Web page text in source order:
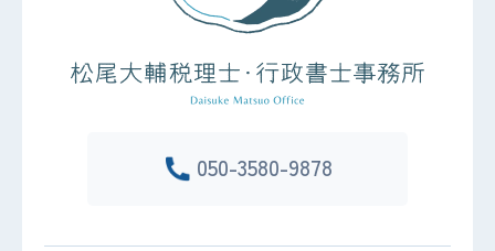
050-3580-9878